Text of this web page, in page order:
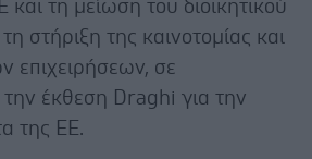
και τη μείωση του διοικητικού
στήριξη της καινοτομίας και
επιχειρήσεων, σε
έκθεση Draghi για την
της ΕΕ.